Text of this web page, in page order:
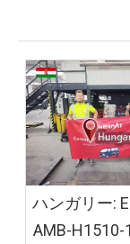
ハンガリー:
AMB-H1510-